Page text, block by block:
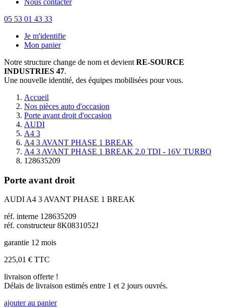
Nous contacter
05 53 01 43 33
Je m'identifie
Mon panier
Notre structure change de nom et devient RE-SOURCE
INDUSTRIES 47.
Une nouvelle identité, des équipes mobilisées pour vous.
Accueil
Nos pièces auto d'occasion
Porte avant droit d'occasion
AUDI
A4 3
A4 3 AVANT PHASE 1 BREAK
A4 3 AVANT PHASE 1 BREAK 2.0 TDI - 16V TURBO
128635209
Porte avant droit
AUDI A4 3 AVANT PHASE 1 BREAK
réf. interne 128635209
réf. constructeur 8K0831052J
garantie 12 mois
225,01 € TTC
livraison offerte !
Délais de livraison estimés entre 1 et 2 jours ouvrés.
ajouter au panier